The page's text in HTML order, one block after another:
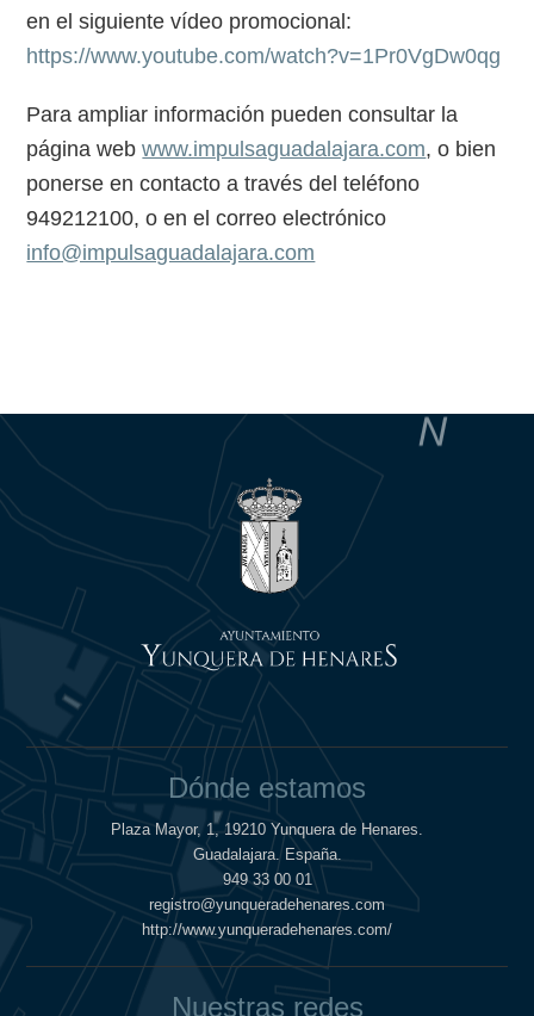
en el siguiente vídeo promocional:
https://www.youtube.com/watch?v=1Pr0VgDw0qg
Para ampliar información pueden consultar la
página webwww.impulsaguadalajara.com, o bien
ponerse en contacto a través del teléfono
949212100, o en el correo electrónico
info@impulsaguadalajara.com
Dónde estamos
Plaza Mayor, 1, 19210 Yunquera de Henares.
Guadalajara. España.
949 33 00 01
registro@yunqueradehenares.com
http://www.yunqueradehenares.com/
Nuestras redes